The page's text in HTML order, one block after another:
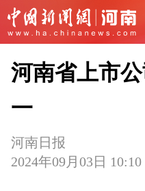
河南省上市
一
河南日报
2024年09月03日 10:10